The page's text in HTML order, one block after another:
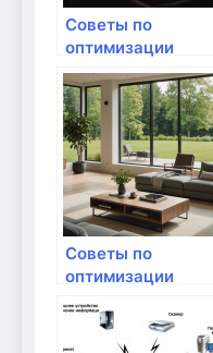
Советы по
оптимизации
масштабируемых
алгоритмов в
домашней сети
Советы по
оптимизации
маршрутизатора
для квартир